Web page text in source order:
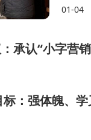
提前
01-04
承认“小字营
：强体魄、